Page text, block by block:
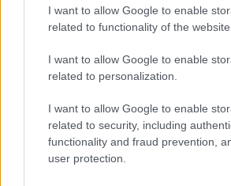
I want to allow Google to enable
related to functionality of the website
I want to allow Google to enable
related to personalization.
I want to allow Google to enable
related to security, including
functionality and fraud prevention,
user protection.
Tudi duševno zdravje ima
anksioznost vplivata na umrljivost.
da je bilo s tema stanjema povezanih
primerov prezgodnje smrti,"je
je spodbudilo k razmisleku, kako v
vključiti psihosocialne dejavnike v